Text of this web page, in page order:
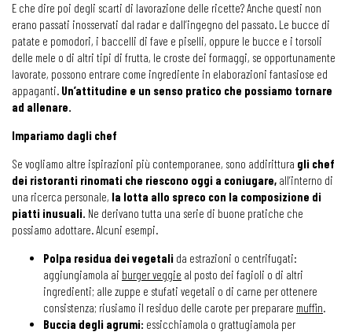
E che dire poi degli scarti di lavorazione delle ricette? Anche questi non
erano passati inosservati dal radar e dall’ingegno del passato. Le bucce di
patate e pomodori, i baccelli di fave e piselli, oppure le bucce e i torsoli
delle mele o di altri tipi di frutta, le croste dei formaggi, se opportunamente
lavorate, possono entrare come ingrediente in elaborazioni fantasiose ed
appaganti. Un’attitudine e un senso pratico che possiamo tornare
ad allenare.
Impariamo dagli chef
Se vogliamo altre ispirazioni più contemporanee, sono addirittura gli chef
dei ristoranti rinomati che riescono oggi a coniugare, all’interno di
una ricerca personale, la lotta allo spreco con la composizione di
piatti inusuali. Ne derivano tutta una serie di buone pratiche che
possiamo adottare. Alcuni esempi.
Polpa residua dei vegetali da estrazioni o centrifugati:
aggiungiamola ai burger veggie al posto dei fagioli o di altri
ingredienti; alle zuppe e stufati vegetali o di carne per ottenere
consistenza; riusiamo il residuo delle carote per preparare muffin.
Buccia degli agrumi: essicchiamola o grattugiamola per